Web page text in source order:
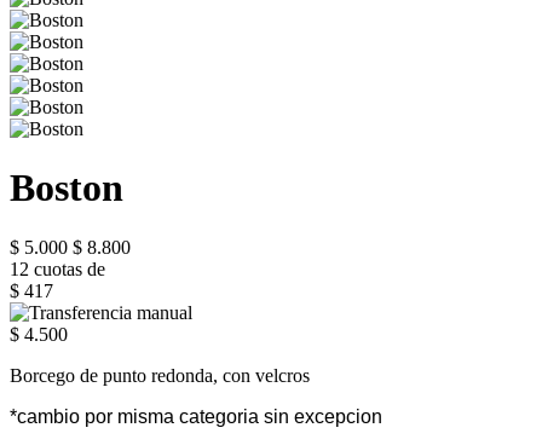
Boston
$ 5.000 $ 8.800
12 cuotas de
$ 417
$ 4.500
Borcego de punto redonda, con velcros
*cambio por misma categoria sin excepcion